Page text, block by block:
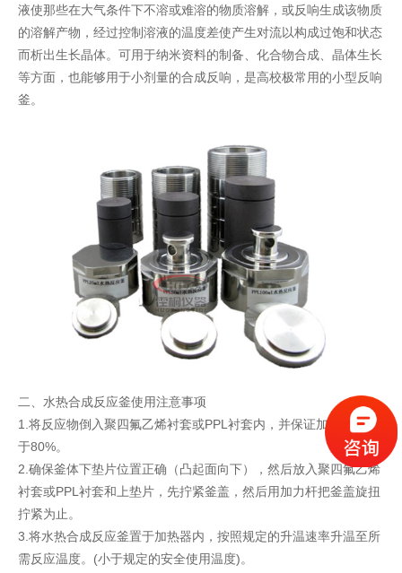
液使那些在大气条件下不溶或难溶的物质溶解，或反响生成该物质
的溶解产物，经过控制溶液的温度差使产生对流以构成过饱和状态
而析出生长晶体。可用于纳米资料的制备、化合物合成、晶体生长
等方面，也能够用于小剂量的合成反响，是高校极常用的小型反响
釜。
二、水热合成反应釜使用注意事项
1.将反应物倒入聚四氟乙烯衬套或PPL衬套内，并保证加料系数小
于80%。
2.确保釜体下垫片位置正确（凸起面向下），然后放入聚四氟乙烯
衬套或PPL衬套和上垫片，先拧紧釜盖，然后用加力杆把釜盖旋扭
拧紧为止。
3.将水热合成反应釜置于加热器内，按照规定的升温速率升温至所
需反应温度。(小于规定的安全使用温度)。